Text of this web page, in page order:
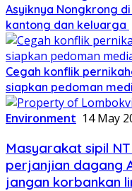
Asyiknya Nongkrong
kantong dan keluarga
Cegah konflik
siapkan pedoman
Environment 14 May
Masyarakat sipil
perjanjian dagang
jangan korbankan